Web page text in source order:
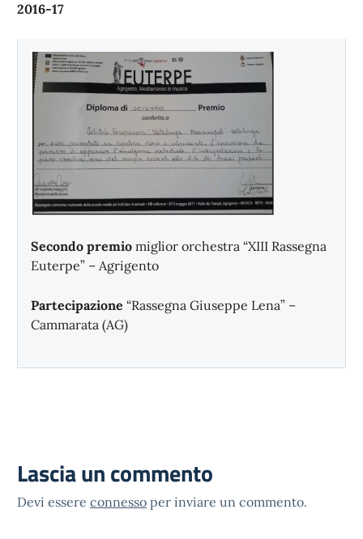
2016-17
Secondo premio miglior orchestra “XIII Rassegna
Euterpe” – Agrigento
Partecipazione “Rassegna Giuseppe Lena” –
Cammarata (AG)
Lascia un commento
Devi essere connesso per inviare un commento.